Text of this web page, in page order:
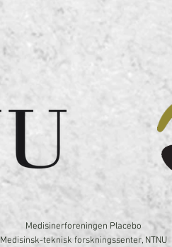
Medisinerforeningen Placebo
Medisinsk-teknisk forskningssenter, NTNU